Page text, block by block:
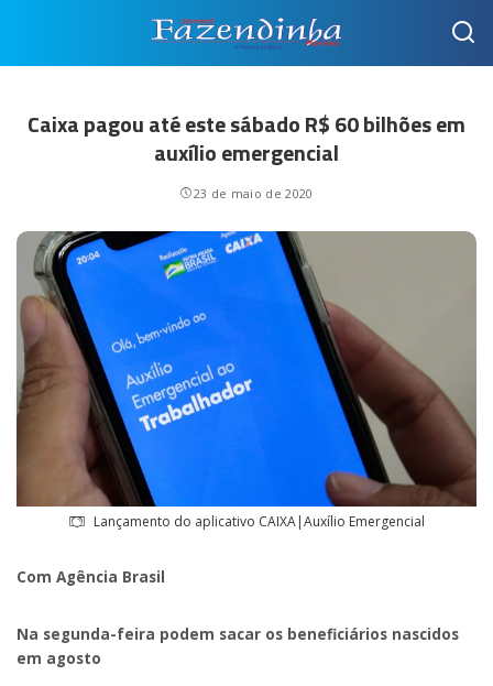
Caixa pagou até este sábado R$ 60 bilhões em
auxílio emergencial
23 de maio de 2020
Lançamento do aplicativo CAIXA|Auxílio Emergencial
Com Agência Brasil
Na segunda-feira podem sacar os beneficiários nascidos
em agosto